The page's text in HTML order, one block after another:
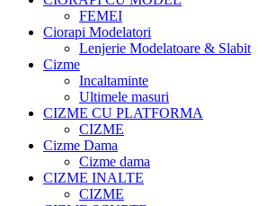
FEMEI
Ciorapi Modelatori
Lenjerie Modelatoare & Slabit
Cizme
Incaltaminte
Ultimele masuri
CIZME CU PLATFORMA
CIZME
Cizme Dama
Cizme dama
CIZME INALTE
CIZME